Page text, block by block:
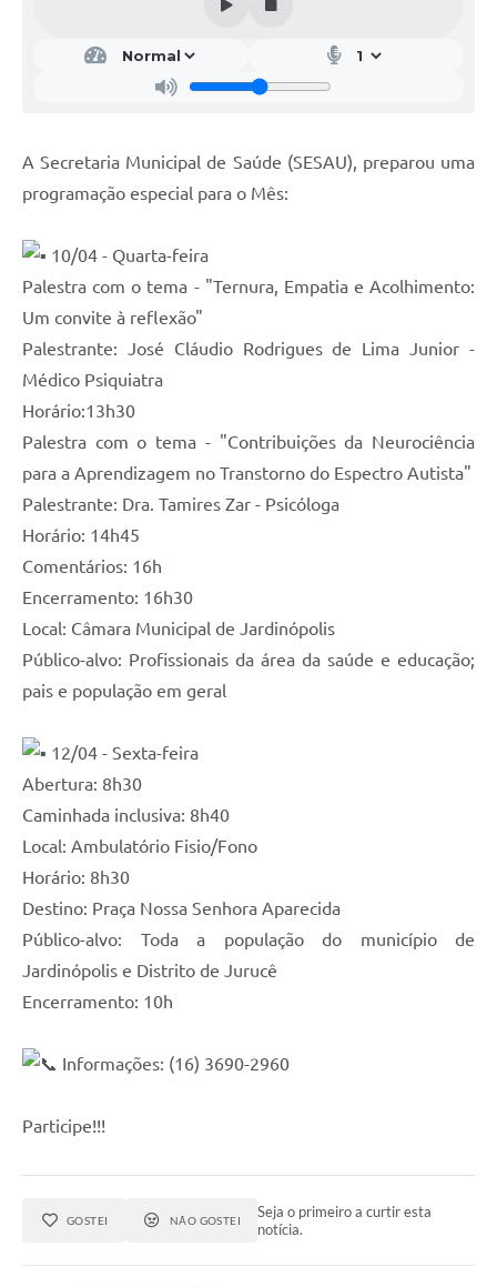
A Secretaria Municipal de Saúde (SESAU), preparou uma
programação especial para o Mês:
10/04 - Quarta-feira
Palestra com o tema - "Ternura, Empatia e Acolhimento:
Um convite à reflexão"
Palestrante: José Cláudio Rodrigues de Lima Junior -
Médico Psiquiatra
Horário:13h30
Palestra com o tema - "Contribuições da Neurociência
para a Aprendizagem no Transtorno do Espectro Autista"
Palestrante: Dra. Tamires Zar - Psicóloga
Horário: 14h45
Comentários: 16h
Encerramento: 16h30
Local: Câmara Municipal de Jardinópolis
Público-alvo: Profissionais da área da saúde e educação;
pais e população em geral
12/04 - Sexta-feira
Abertura: 8h30
Caminhada inclusiva: 8h40
Local: Ambulatório Fisio/Fono
Horário: 8h30
Destino: Praça Nossa Senhora Aparecida
Público-alvo: Toda a população do município de
Jardinópolis e Distrito de Jurucê
Encerramento: 10h
Informações: (16) 3690-2960
Participe!!!
GOSTEI NÃO GOSTEI
Seja o primeiro a curtir esta
notícia.